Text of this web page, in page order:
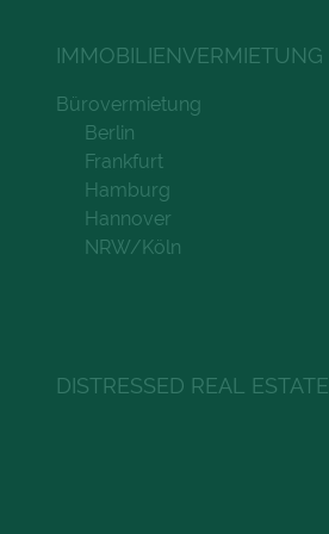
IMMOBILIENVERMIETUNG
Bürovermietung
Berlin
Frankfurt
Hamburg
Hannover
NRW/Köln
DISTRESSED REAL ESTATE